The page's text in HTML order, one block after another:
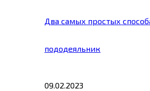
Два самых простых
пододеяльник
09.02.2023